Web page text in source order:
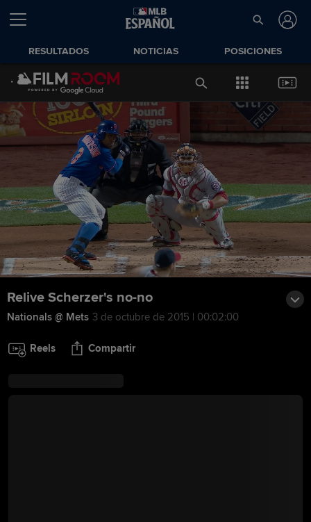
RESULTADOS NOTICIAS POSICIONES
Relive Scherzer's no-no
Nationals @ Mets 3 de octubre de 2015 | 00:02:00
Reels Compartir